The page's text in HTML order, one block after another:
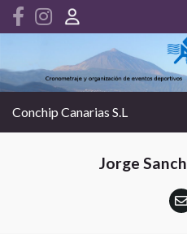
Search for:
Conchip Canarias S.L
Jorge